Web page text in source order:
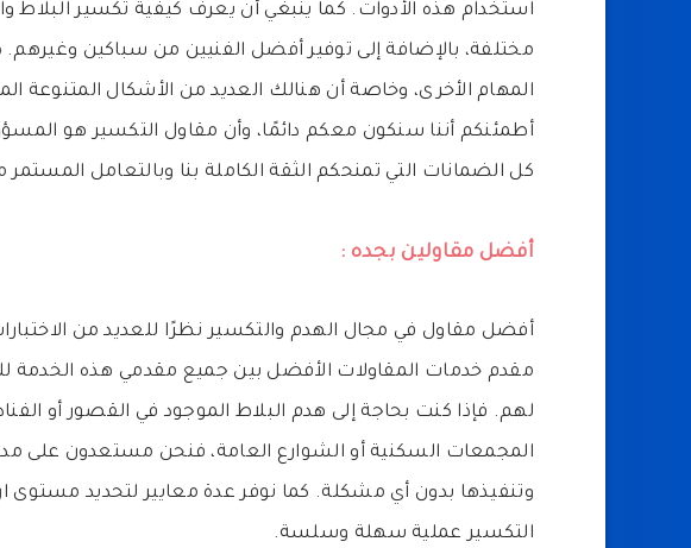
استخدام هذه الأدوات. كما ينبغي أن يعرف كيفية تكسير البلاط
مختلفة، بالإضافة إلى توفير أفضل الفنيين من سباكين
المهام الأخرى، وخاصة أن هنالك العديد من الأشكال المتنوعة
أطمئنكم أننا سنكون معكم دائمًا، وأن مقاول التكسير هو
كل الضمانات التي تمنحكم الثقة الكاملة بنا وبالتعامل المستمر
أفضل مقاولين بجده :
أفضل مقاول في مجال الهدم والتكسير نظرًا للعديد من
مقدم خدمات المقاولات الأفضل بين جميع مقدمي هذه الخدمة
لهم. فإذا كنت بحاجة إلى هدم البلاط الموجود في القصور أو
المجمعات السكنية أو الشوارع العامة، فنحن مستعدون على
وتنفيذها بدون أي مشكلة. كما نوفر عدة معايير لتحديد مستوى
التكسير عملية سهلة وسلسة.